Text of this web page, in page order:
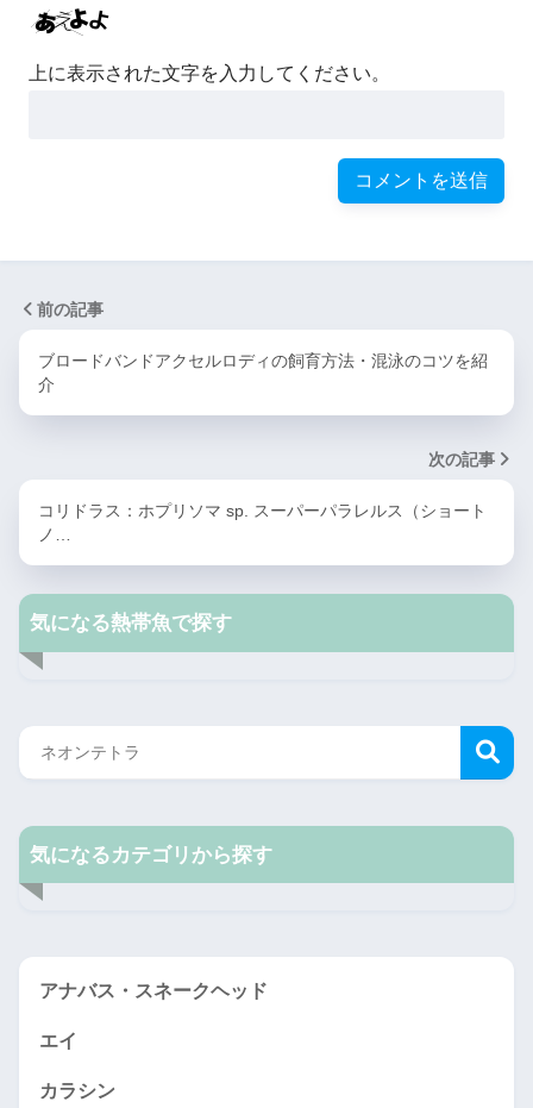
上に表示された文字を入力してください。
前の記事
ブロードバンドアクセルロディの飼育方法・混泳のコツを紹
介
次の記事
コリドラス：ホプリソマ sp. スーパーパラレルス（ショート
ノ…
気になる熱帯魚で探す
気になるカテゴリから探す
アナバス・スネークヘッド
エイ
カラシン